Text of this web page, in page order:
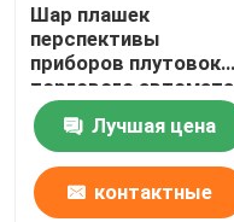
Шар плашек
перспективы
приборов плутовок
торгового автомата
для волшебной
выставкиЛучшая цена
контактные